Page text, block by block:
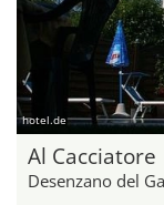
hotel.de
Al Cacciatore
Desenzano del